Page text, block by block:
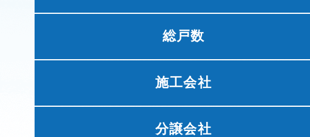
総戸数
施工会社
分譲会社